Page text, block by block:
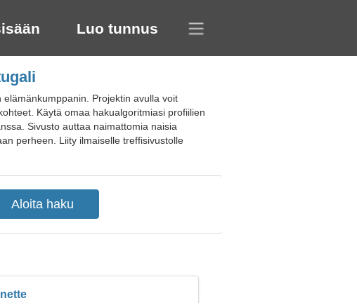
Luo tunnus
Projektin avulla voit
Käytä omaa hakualgoritmiasi profiilien
Sivusto auttaa naimattomia naisia
perheen. Liity ilmaiselle treffisivustolle